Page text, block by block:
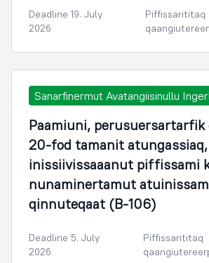
Deadline 19. July
2026
Piffissarititaq
Sanarfinermut Avatangiisinullu
Paamiuni,
20-fod tamanit atungassiaq,
inissiivissaaanut piffissami
nunaminertamut
qinnuteqaat (B-106)
Deadline 5. July
2026
Piffissarititaq